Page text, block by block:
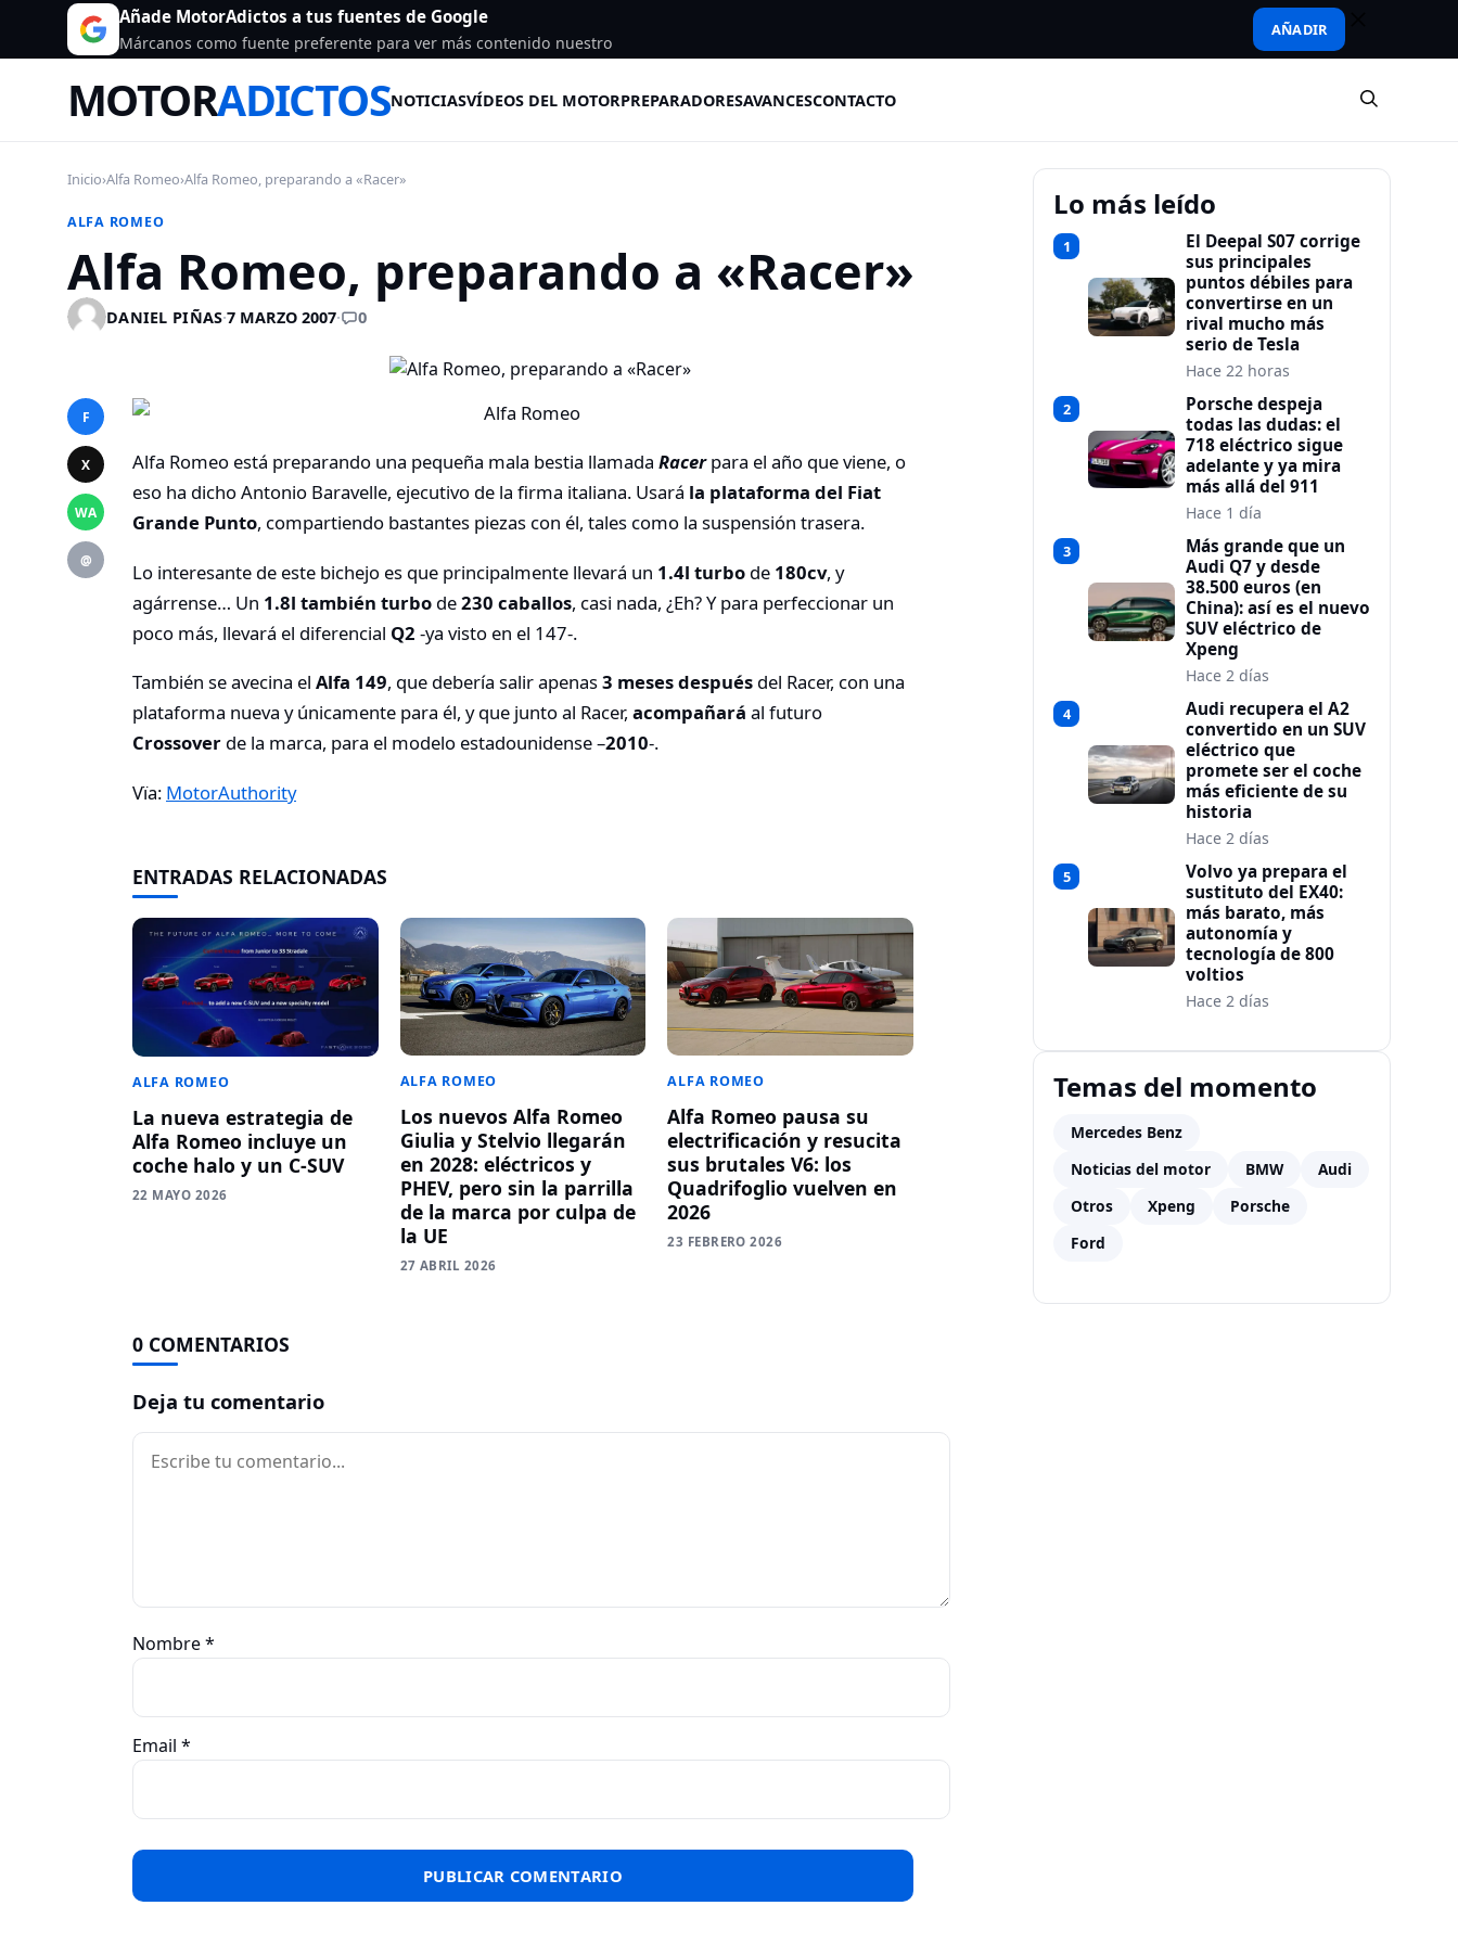
Añade MotorAdictos a tus fuentes de Google
Márcanos como fuente preferente para ver más contenido nuestro
AÑADIR
MOTORADICTOSNOTICIASVÍDEOS DEL MOTORPREPARADORESAVANCESCONTACTO
Inicio›Alfa Romeo›Alfa Romeo, preparando a «Racer»
ALFA ROMEO
Alfa Romeo, preparando a «Racer»
DANIEL PIÑAS·7 MARZO 2007· 0
F
X
WA
@
Alfa Romeo está preparando una pequeña mala bestia llamada Racerpara el año que viene, o
eso ha dicho Antonio Baravelle, ejecutivo de la firma italiana. Usará la plataforma del Fiat
Grande Punto, compartiendo bastantes piezas con él, tales como la suspensión trasera.
Lo interesante de este bichejo es que principalmente llevará un 1.4l turbo de 180cv, y
agárrense… Un 1.8l también turbo de230 caballos, casi nada, ¿Eh? Y para perfeccionar un
poco más, llevará el diferencial Q2 -ya visto en el 147-.
También se avecina el Alfa 149, que debería salir apenas3 meses después del Racer, con una
plataforma nueva y únicamente para él, y que junto al Racer, acompañará al futuro
Crossover de la marca, para el modelo estadounidense –2010-.
Vïa: MotorAuthority
ENTRADAS RELACIONADAS
ALFA ROMEO
La nueva estrategia de
Alfa Romeo incluye un
coche halo y un C-SUV
22 MAYO 2026
ALFA ROMEO
Los nuevos Alfa Romeo
Giulia y Stelvio llegarán
en 2028: eléctricos y
PHEV, pero sin la parrilla
de la marca por culpa de
la UE
27 ABRIL 2026
ALFA ROMEO
Alfa Romeo pausa su
electrificación y resucita
sus brutales V6: los
Quadrifoglio vuelven en
2026
23 FEBRERO 2026
0 COMENTARIOS
Deja tu comentario
Comentario
Nombre*
Email *
Lo más leído
1
El Deepal S07 corrige
sus principales
puntos débiles para
convertirse en un
rival mucho más
serio de Tesla
Hace 22 horas
2
Porsche despeja
todas las dudas: el
718 eléctrico sigue
adelante y ya mira
más allá del 911
Hace 1 día
3
Más grande que un
Audi Q7 y desde
38.500 euros (en
China): así es el nuevo
SUV eléctrico de
Xpeng
Hace 2 días
4
Audi recupera el A2
convertido en un SUV
eléctrico que
promete ser el coche
más eficiente de su
historia
Hace 2 días
5
Volvo ya prepara el
sustituto del EX40:
más barato, más
autonomía y
tecnología de 800
voltios
Hace 2 días
Temas del momento
Mercedes Benz
Noticias del motor
BMW
Audi
Otros
Xpeng
Porsche
Ford